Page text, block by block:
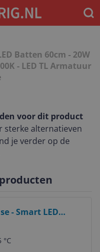
Batten 60cm - 20W
- LED TL Armatuur
voor dit product
sterke alternatieven
je verder op de
- Smart LED
°C